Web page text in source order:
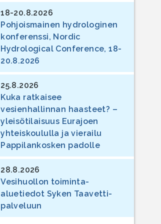
18-20.8.2026
Pohjoismainen hydrologinen
konferenssi, Nordic
Hydrological Conference, 18-
20.8.2026
25.8.2026
Kuka ratkaisee
vesienhallinnan haasteet? –
yleisötilaisuus Eurajoen
yhteiskoululla ja vierailu
Pappilankosken padolle
28.8.2026
Vesihuollon toiminta-
aluetiedot Syken Taavetti-
palveluun